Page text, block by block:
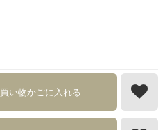
買い物かごに入れる